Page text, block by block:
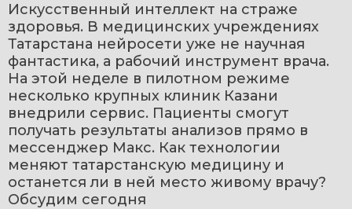
Искусственный интеллект на страже
здоровья. В медицинских учреждениях
Татарстана нейросети уже не научная
фантастика, а рабочий инструмент врача.
На этой неделе в пилотном режиме
несколько крупных клиник Казани
внедрили сервис. Пациенты смогут
получать результаты анализов прямо в
мессенджер Макс. Как технологии
меняют татарстанскую медицину и
останется ли в ней место живому врачу?
Обсудим сегодня